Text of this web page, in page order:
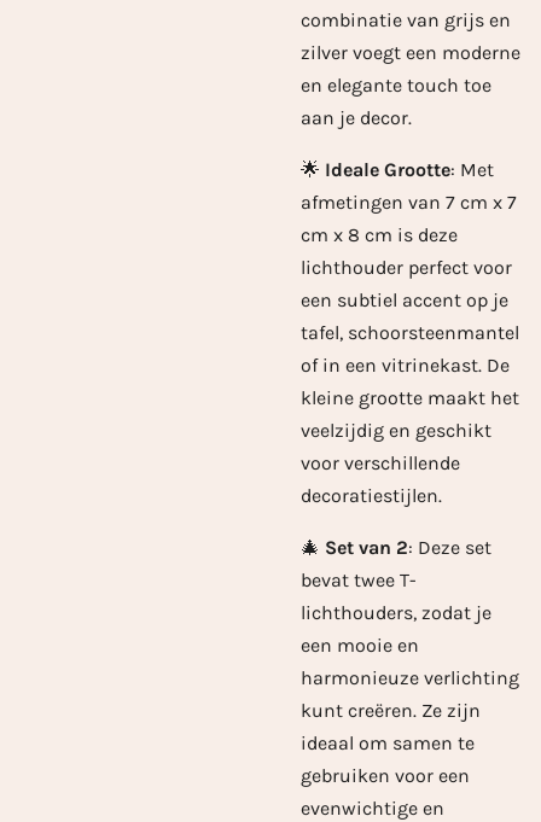
combinatie van grijs en
zilver voegt een moderne
en elegante touch toe
aan je decor.
🌟 Ideale Grootte: Met
afmetingen van 7 cm x 7
cm x 8 cm is deze
lichthouder perfect voor
een subtiel accent op je
tafel, schoorsteenmantel
of in een vitrinekast. De
kleine grootte maakt het
veelzijdig en geschikt
voor verschillende
decoratiestijlen.
🎄 Set van 2: Deze set
bevat twee T-
lichthouders, zodat je
een mooie en
harmonieuze verlichting
kunt creëren. Ze zijn
ideaal om samen te
gebruiken voor een
evenwichtige en